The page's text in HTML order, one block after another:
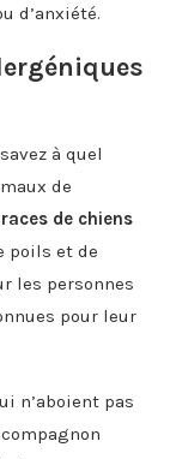
d’anxiété.
à quel
de
races de chiens
poils et de
les personnes
pour leur
n’aboient pas